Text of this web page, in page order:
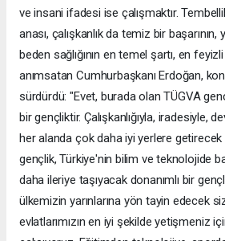
ve insani ifadesi ise çalışmaktır.
anası, çalışkanlık da temiz bir başarının,
beden sağlığının en temel şartı, en
anımsatan Cumhurbaşkanı Erdoğan,
sürdürdü: "Evet, burada olan TÜGVA
bir gençliktir. Çalışkanlığıyla, iradesiyle,
her alanda çok daha iyi yerlere getirecek
gençlik, Türkiye'nin bilim ve teknolojide
daha ileriye taşıyacak donanımlı bir
ülkemizin yarınlarına yön tayin edecek
evlatlarımızın en iyi şekilde yetişmeniz